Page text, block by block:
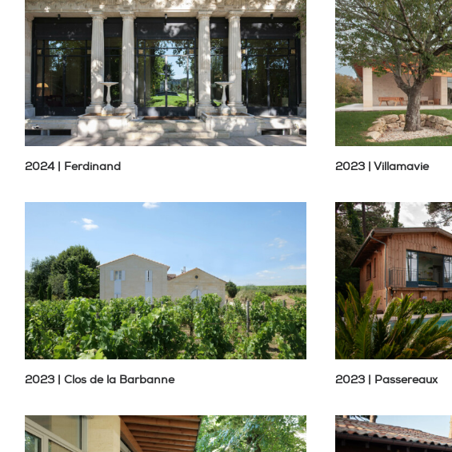
2024 | Ferdinand 2023 | Villamavie
2023 | Clos de la Barbanne 2023 | Passereaux